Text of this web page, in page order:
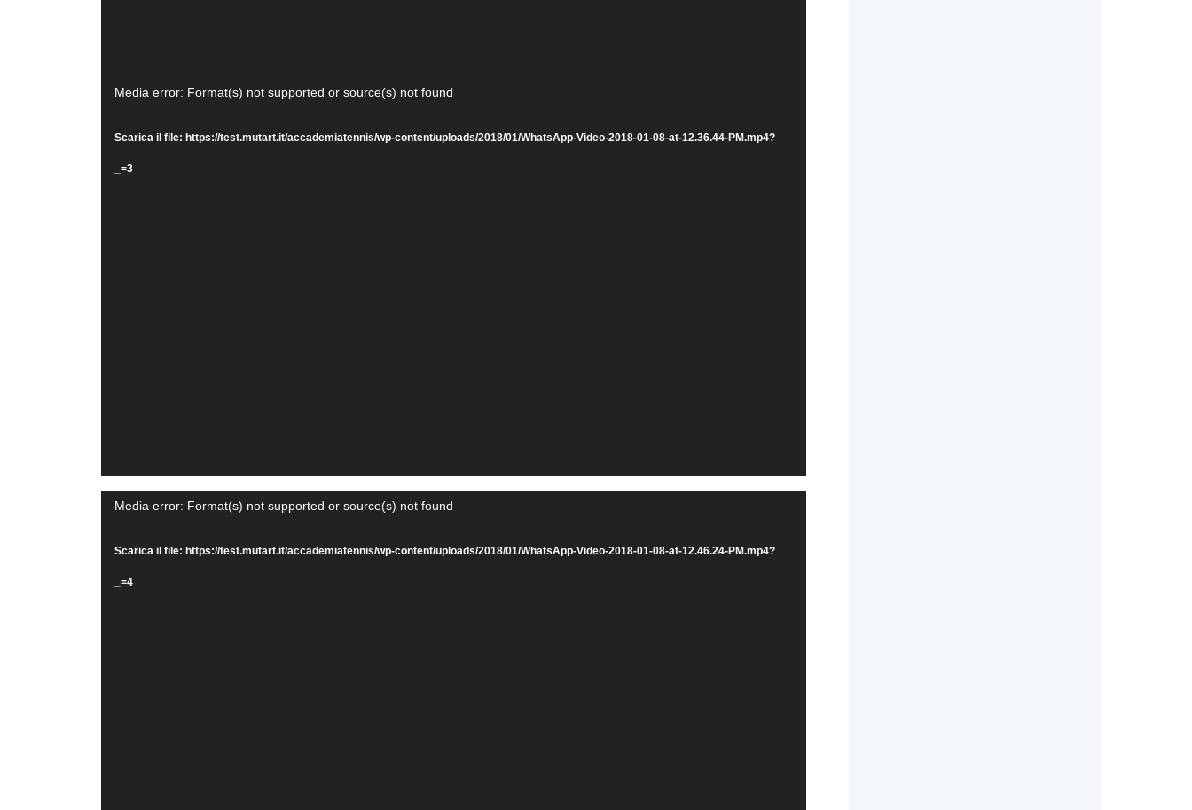
Video
Media error: Format(s) not supported or source(s) not found
Scarica il file: https://test.mutart.it/accademiatennis/wp-content/uploads/2018/01/WhatsApp-Video-2018-01-08-at-12.36.44-PM.mp4?
_=3
Video
Media error: Format(s) not supported or source(s) not found
Scarica il file: https://test.mutart.it/accademiatennis/wp-content/uploads/2018/01/WhatsApp-Video-2018-01-08-at-12.46.24-PM.mp4?
_=4